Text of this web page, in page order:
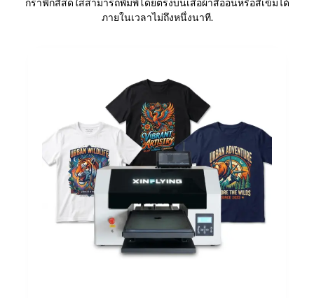
กราฟิกสีสดใสสามารถพิมพ์โดยตรงบนเสื้อผ้าสีอ่อนหรือสีเข้มได้
ภายในเวลาไม่ถึงหนึ่งนาที.